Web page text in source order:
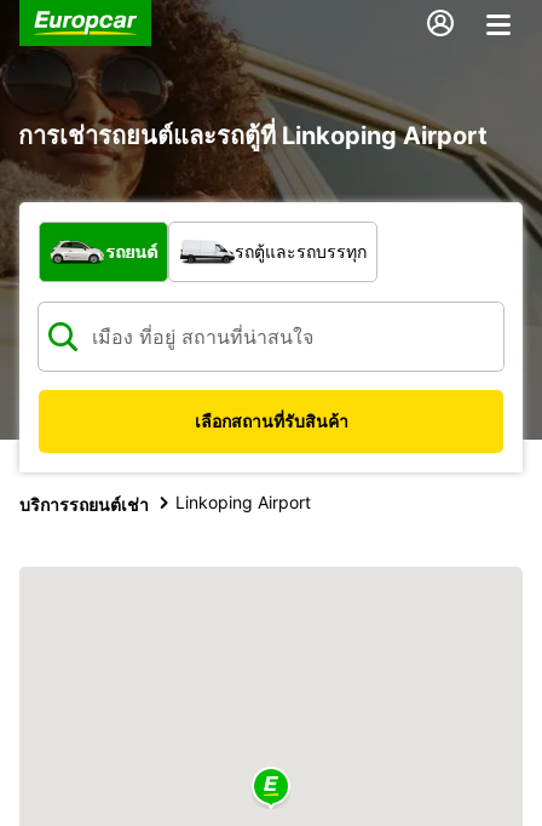
การเช่ารถยนต์และรถตู้ที่ Linkoping Airport
รถประเภทใด
รถยนต์ รถตู้และรถบรรทุก
เลือกสถานที่รับสินค้า
บริการรถยนต์เช่า Linkoping Airport